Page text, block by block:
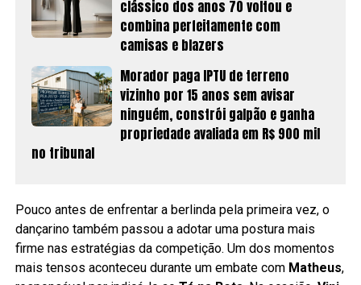
clássico dos anos 70 voltou e
combina perfeitamente com
camisas e blazers
Morador paga IPTU de terreno
vizinho por 15 anos sem avisar
ninguém, constrói galpão e ganha
propriedade avaliada em R$ 900 mil
no tribunal
Pouco antes de enfrentar a berlinda pela primeira vez, o
dançarino também passou a adotar uma postura mais
firme nas estratégias da competição. Um dos momentos
mais tensos aconteceu durante um embate com Matheus,